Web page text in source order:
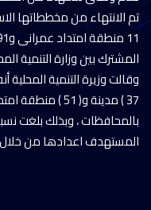
المشترك بين وزارة التنمية
وقالت وزيرة التنمية
بالمحافظات ، وبذلك بلغت
المستهدف اعدادها من خلال البروتوكول